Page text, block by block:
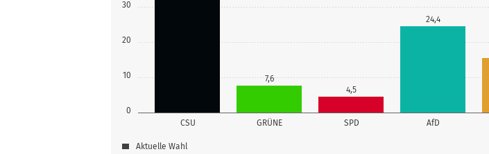
0
10
20
30
CSU GRÜNE SPD AfD
7,6
4,5
24,4
Aktuelle Wahl